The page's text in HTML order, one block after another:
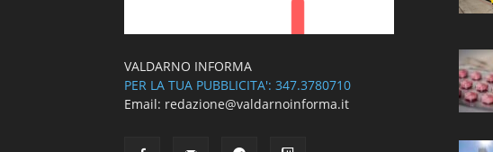
VALDARNO INFORMA
PER LA TUA PUBBLICITA': 347.3780710
Email: redazione@valdarnoinforma.it